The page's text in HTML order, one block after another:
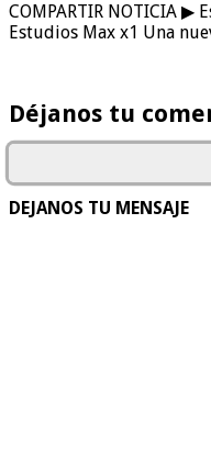
COMPARTIR NOTICIA ▶
Estudios Max x1 Una
Déjanos tu
DEJANOS TU MENSAJE